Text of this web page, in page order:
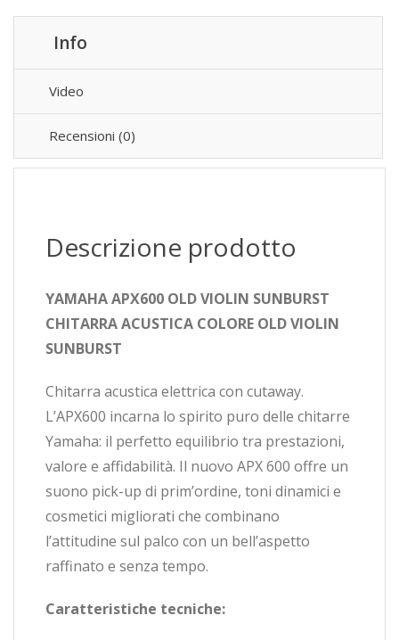
Info
Video
Recensioni (0)
Descrizione prodotto
YAMAHA APX600 OLD VIOLIN SUNBURST
CHITARRA ACUSTICA COLORE OLD VIOLIN
SUNBURST
Chitarra acustica elettrica con cutaway.
L’APX600 incarna lo spirito puro delle chitarre
Yamaha: il perfetto equilibrio tra prestazioni,
valore e affidabilità. Il nuovo APX 600 offre un
suono pick-up di prim’ordine, toni dinamici e
cosmetici migliorati che combinano
l’attitudine sul palco con un bell’aspetto
raffinato e senza tempo.
Caratteristiche tecniche: